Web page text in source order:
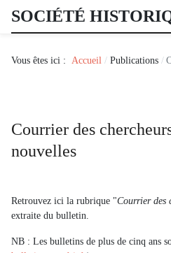
SOCIÉTÉ
Vous êtes ici : Accueil Publications
Courrier des
nouvelles
Retrouvez ici la rubrique "Courrier des
extraite du bulletin.
NB : Les bulletins de plus de cinq ans